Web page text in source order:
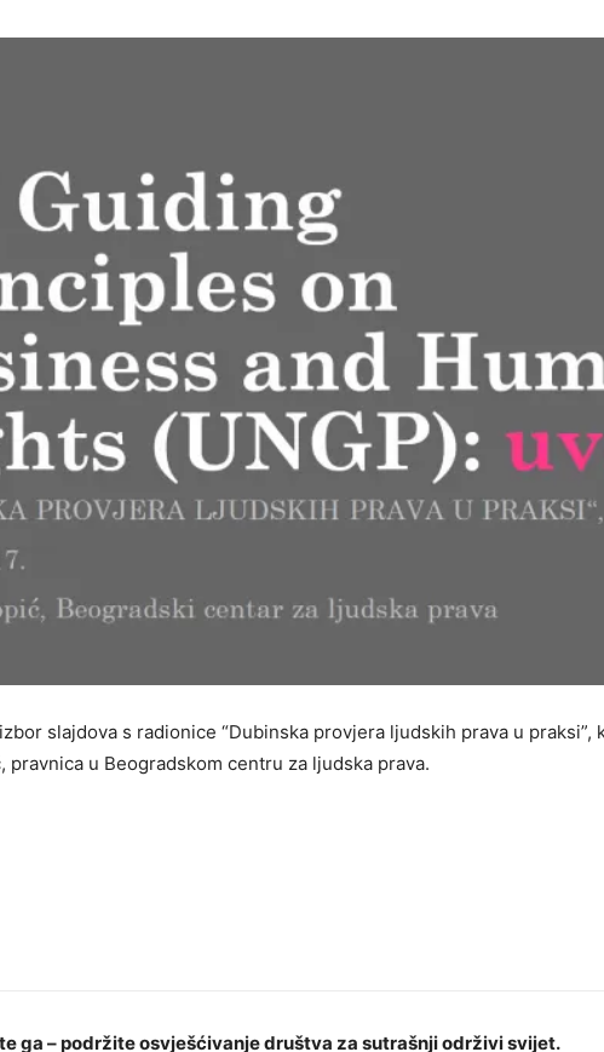
slajdova s radionice “Dubinska provjera ljudskih prava u praksi”,
pravnica u Beogradskom centru za ljudska prava.
ga – podržite osvješćivanje društva za sutrašnji održivi svijet.